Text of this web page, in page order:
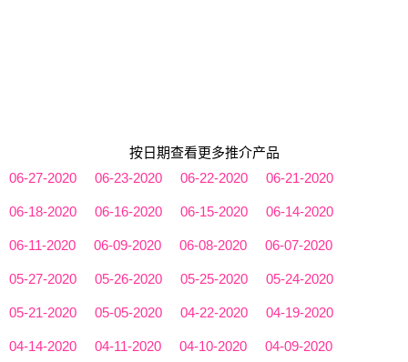
按日期查看更多推介产品
06-27-2020
06-23-2020 06-22-2020 06-21-2020
06-18-2020 06-16-2020 06-15-2020 06-14-2020
06-11-2020 06-09-2020 06-08-2020 06-07-2020
05-27-2020 05-26-2020 05-25-2020 05-24-2020
05-21-2020 05-05-2020 04-22-2020 04-19-2020
04-14-2020 04-11-2020 04-10-2020 04-09-2020